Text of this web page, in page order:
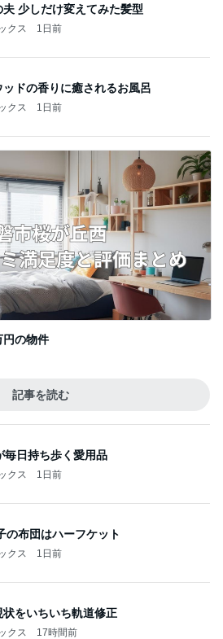
少しだけ変えてみた髪型
クス 1日前
ドの香りに癒されるお風呂
クス 1日前
円の物件
記事を読む
毎日持ち歩く愛用品
クス 1日前
の布団はハーフケット
クス 1日前
状をいちいち軌道修正
クス 17時間前